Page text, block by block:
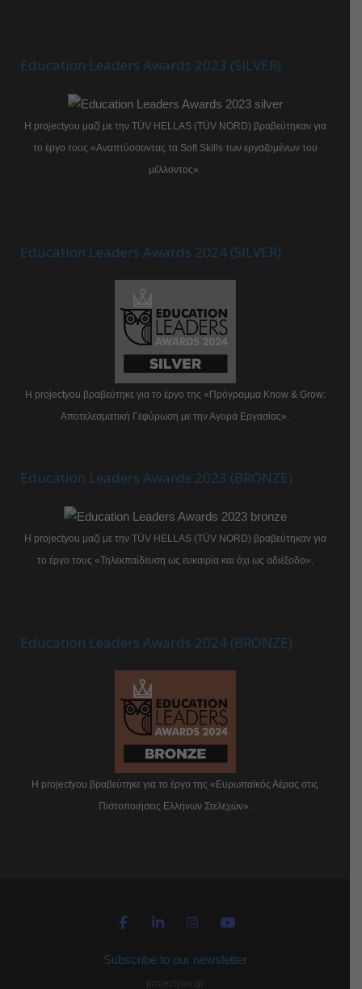
Education Leaders Awards 2023 (SILVER)
Η projectyou μαζί με την TÜV HELLAS (TÜV NORD) βραβεύτηκαν για
το έργο τους «Αναπτύσσοντας τα Soft Skills των εργαζομένων του
μέλλοντος».
Education Leaders Awards 2024 (SILVER)
Η projectyou βραβεύτηκε για το έργο της «Πρόγραμμα Know & Grow:
Αποτελεσματική Γεφύρωση με την Αγορά Εργασίας».
Education Leaders Awards 2023 (BRONZE)
Η projectyou μαζί με την TÜV HELLAS (TÜV NORD) βραβεύτηκαν για
το έργο τους «Τηλεκπαίδευση ως ευκαιρία και όχι ως αδιέξοδο».
Education Leaders Awards 2024 (BRONZE)
Η projectyou βραβεύτηκε για το έργο της «Ευρωπαϊκός Αέρας στις
Πιστοποιήσεις Ελλήνων Στελεχών».
Subscribe to our newsletter
projectyou.gr